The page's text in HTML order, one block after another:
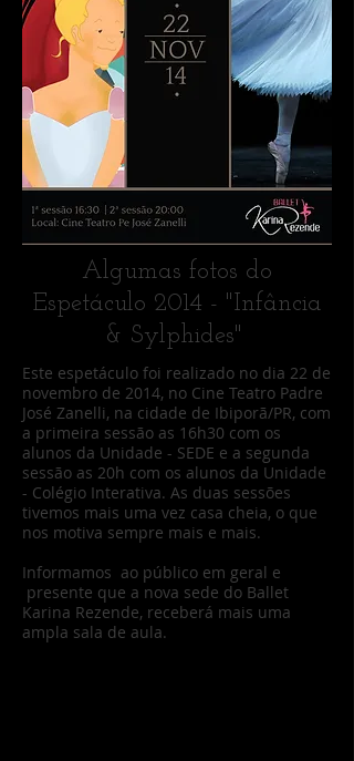
Algumas fotos do
Espetáculo 2014 - "Infância
& Sylphides"
Este espetáculo foi realizado no dia 22 de
novembro de 2014, no Cine Teatro Padre
José Zanelli, na cidade de Ibiporã/PR, com
a primeira sessão as 16h30 com os
alunos da Unidade - SEDE e a segunda
sessão as 20h com os alunos da Unidade
- Colégio Interativa. As duas sessões
tivemos mais uma vez casa cheia, o que
nos motiva sempre mais e mais.
Informamos ao público em geral e
presente que a nova sede do Ballet
Karina Rezende, receberá mais uma
ampla sala de aula.